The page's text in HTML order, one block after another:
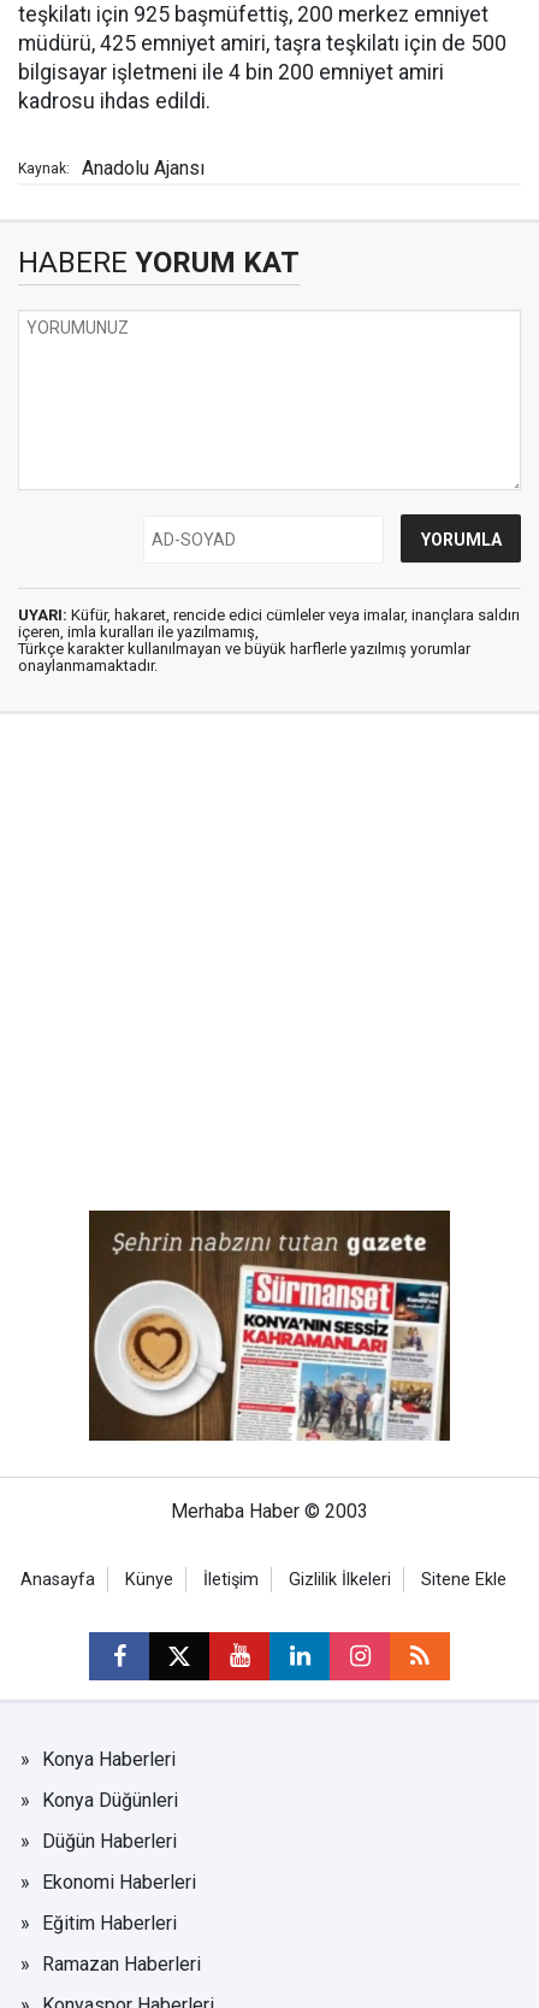
teşkilatı için 925 başmüfettiş, 200 merkez emniyet
müdürü, 425 emniyet amiri, taşra teşkilatı için de 500
bilgisayar işletmeni ile 4 bin 200 emniyet amiri
kadrosu ihdas edildi.
Kaynak: Anadolu Ajansı
HABERE YORUM KAT
UYARI: Küfür, hakaret, rencide edici cümleler veya imalar, inançlara saldırı
içeren, imla kuralları ile yazılmamış,
Türkçe karakter kullanılmayan ve büyük harflerle yazılmış yorumlar
onaylanmamaktadır.
Merhaba Haber © 2003
Anasayfa Künye İletişim Gizlilik İlkeleri Sitene Ekle
Konya Haberleri
Konya Düğünleri
Düğün Haberleri
Ekonomi Haberleri
Eğitim Haberleri
Ramazan Haberleri